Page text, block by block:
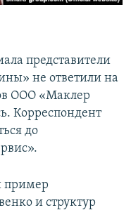
представители
не ответили на
ООО «Маклер
Корреспондент
до
пример
и структур